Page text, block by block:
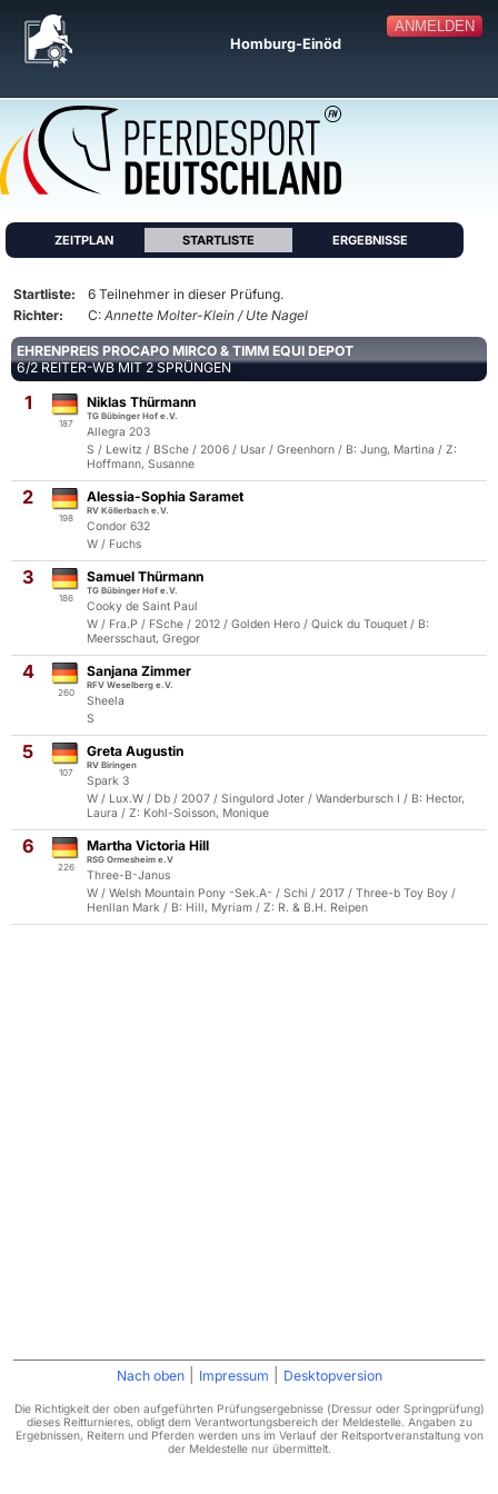
ANMELDEN
Homburg-Einöd
ZEITPLAN STARTLISTE ERGEBNISSE
Startliste:
6 Teilnehmer in dieser Prüfung.
Richter:
C: Annette Molter-Klein / Ute Nagel
EHRENPREIS PROCAPO MIRCO & TIMM EQUI DEPOT
6/2 REITER-WB MIT 2 SPRÜNGEN
1
187
Niklas Thürmann
TG Bübinger Hof e.V.
Allegra 203
S / Lewitz / BSche / 2006 / Usar / Greenhorn / B: Jung, Martina / Z:
Hoffmann, Susanne
2
198
Alessia-Sophia Saramet
RV Köllerbach e.V.
Condor 632
W / Fuchs
3
186
Samuel Thürmann
TG Bübinger Hof e.V.
Cooky de Saint Paul
W / Fra.P / FSche / 2012 / Golden Hero / Quick du Touquet / B:
Meersschaut, Gregor
4
260
Sanjana Zimmer
RFV Weselberg e.V.
Sheela
S
5
107
Greta Augustin
RV Biringen
Spark 3
W / Lux.W / Db / 2007 / Singulord Joter / Wanderbursch I / B: Hector,
Laura / Z: Kohl-Soisson, Monique
6
226
Martha Victoria Hill
RSG Ormesheim e.V
Three-B-Janus
W / Welsh Mountain Pony -Sek.A- / Schi / 2017 / Three-b Toy Boy /
Henllan Mark / B: Hill, Myriam / Z: R. & B.H. Reipen
Nach oben Impressum Desktopversion
Die Richtigkeit der oben aufgeführten Prüfungsergebnisse (Dressur oder Springprüfung)
dieses Reitturnieres, obligt dem Verantwortungsbereich der Meldestelle. Angaben zu
Ergebnissen, Reitern und Pferden werden uns im Verlauf der Reitsportveranstaltung von
der Meldestelle nur übermittelt.